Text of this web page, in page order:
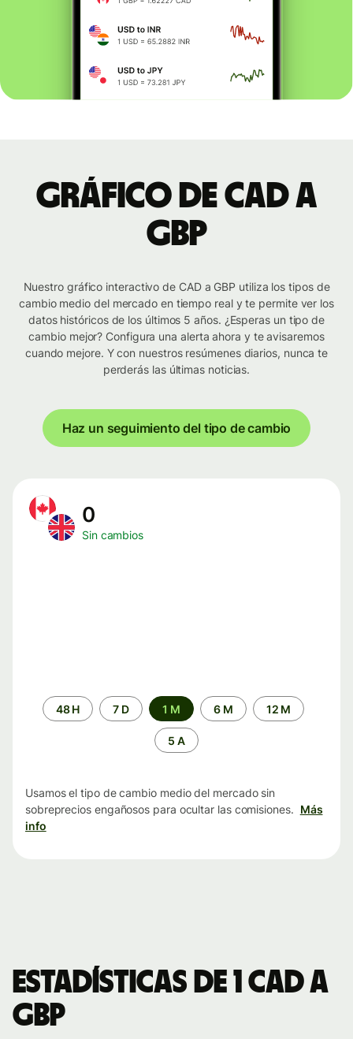
Gráfico de CAD a
GBP
Nuestro gráfico interactivo de CAD a GBP utiliza los tipos de
cambio medio del mercado en tiempo real y te permite ver los
datos históricos de los últimos 5 años. ¿Esperas un tipo de
cambio mejor? Configura una alerta ahora y te avisaremos
cuando mejore. Y con nuestros resúmenes diarios, nunca te
perderás las últimas noticias.
Haz un seguimiento del tipo de cambio
0
Sin cambios
Periodo48 H 7 D 1 M 6 M 12 M
5 A
Usamos el tipo de cambio medio del mercado sin
sobreprecios engañosos para ocultar las comisiones. Más
info
Estadísticas de 1 CAD a
GBP